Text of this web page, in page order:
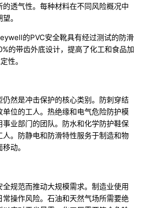
的透气性。每种材料在不同风险概况中
。
的PVC安全靴具有经过测试的防滑
的带齿外底设计，提高了化工和食品加
性。
仍然是冲击保护的核心类别。防刺穿结
单位的工人。热绝缘和电气危险防护模
事业部门的团队。防水和化学防护鞋保
人。防静电和防滑特性服务于制造和物
动。
全规范而推动大规模需求。制造业使用
常操作风险。石油和天然气场所需要绝